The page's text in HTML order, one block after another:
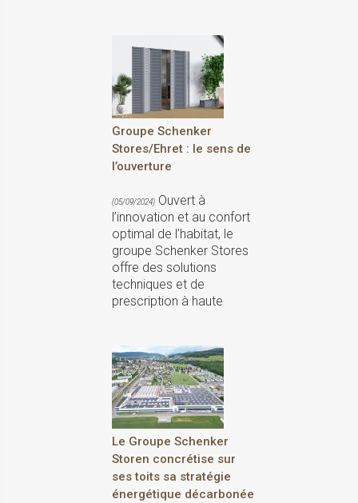
Groupe Schenker
Stores/Ehret : le sens de
l’ouverture
(05/09/2024) Ouvert à
l’innovation et au confort
optimal de l’habitat, le
groupe Schenker Stores
offre des solutions
techniques et de
prescription à haute
Le Groupe Schenker
Storen concrétise sur
ses toits sa stratégie
énergétique décarbonée